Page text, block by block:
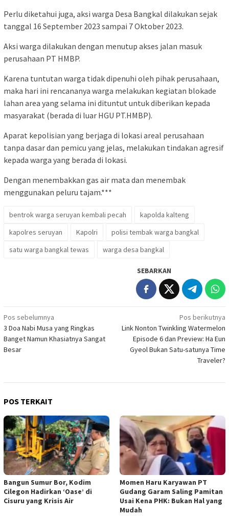
Perlu diketahui juga, aksi warga Desa Bangkal dilakukan sejak
tanggal 16 September 2023 sampai 7 Oktober 2023.
Aksi warga dilakukan dengan menutup akses jalan masuk
perusahaan PT HMBP.
Karena tuntutan warga tidak dipenuhi oleh pihak perusahaan,
maka hari ini rencananya warga melakukan kegiatan blokade
lahan area yang selama ini dituntut untuk diberikan kepada
masyarakat (berada di luar HGU PT.HMBP).
Aparat kepolisian yang berjaga di lokasi areal perusahaan
tanpa dasar dan pemicu yang jelas, melakukan tindakan agresif
kepada warga yang berada di lokasi.
Dengan menembakkan gas air mata dan menembak
menggunakan peluru tajam.***
bentrok warga seruyan kembali pecah
kapolda kalteng
kapolres seruyan
Kapolri
polisi tembak warga bangkal
satu warga bangkal tewas
warga desa bangkal
SEBARKAN
Navigasi
pos
Pos sebelumnya
3 Doa Nabi Musa yang Ringkas
Banget Namun Khasiatnya Sangat
Besar
Pos berikutnya
Link Nonton Twinkling Watermelon
Episode 6 dan Preview: Ha Eun
Gyeol Bukan Satu-satunya Time
Traveler?
POS TERKAIT
Bangun Sumur Bor, Kodim
Cilegon Hadirkan ‘Oase’ di
Cisuru yang Krisis Air
Momen Haru Karyawan PT
Gudang Garam Saling Pamitan
Usai Kena PHK: Bukan Hal yang
Mudah